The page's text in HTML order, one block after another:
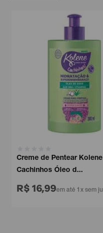
Creme de Pentear Kolene
Cachinhos Óleo d...
R$ 16,99em até 1x sem juros